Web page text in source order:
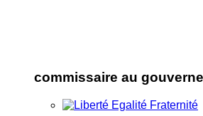
commissaire au